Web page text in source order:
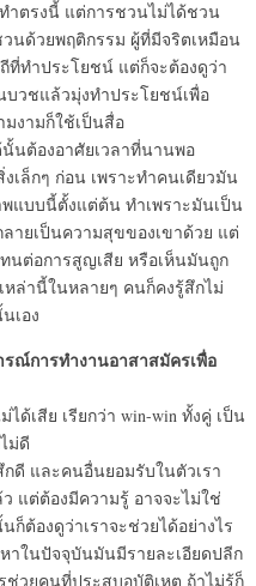
ำตรงนี้ แต่การชวนไม่ได้ชวน
นด้วยพฤติกรรม ผู้ที่มีจริตเหมือน
ที่ทำประโยชน์ แต่ก็จะต้องดูว่า
วชแล้วมุ่งทำประโยชน์เพื่อ
งามก็ใช้เป็นสื่อ
นต้องอาศัยเวลาที่นานพอ
เล็กๆ ก่อน เพราะทำคนเดียวมัน
แบบนี้ตั้งแต่ต้น ทำเพราะมันเป็น
ายเป็นความสุขของเขาด้วย แต่
นต่อการสูญเสีย หรือเห็นมันถูก
ล่านี้ในหลายๆ คนก็คงรู้สึกไม่
เอง
ณ์การทำงานอาสาสมัครเพื่อ
ได้เสีย เรียกว่า win-win ทั้งคู่ เป็น
ม่ดี
ดี และคนอื่นยอมรับในตัวเรา
แต่ต้องมีความรู้ อาจจะไม่ใช่
ต้องดูว่าเราจะช่วยได้อย่างไร
าในปัจจุบันมันมีรายละเอียดปลีก
ช่วยคนที่ประสบอุบัติเหตุ ถ้าไม่รู้ก็